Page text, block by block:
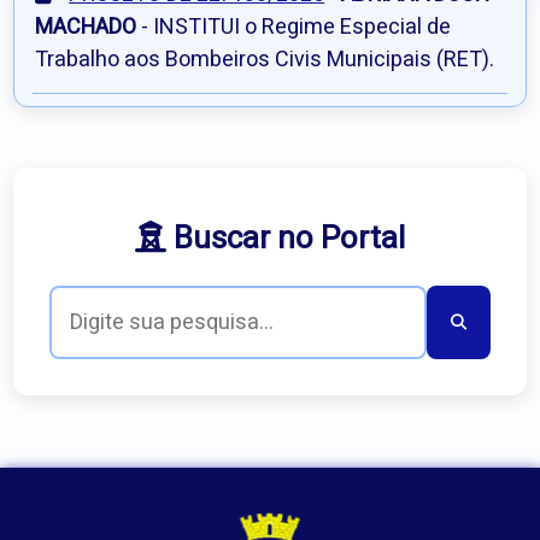
MACHADO- INSTITUI o Regime Especial de
Trabalho aos Bombeiros Civis Municipais (RET).
Buscar no Portal